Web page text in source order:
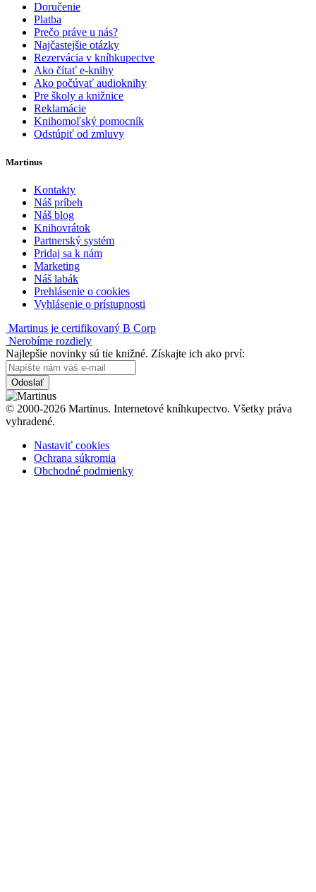
Doručenie
Platba
Prečo práve u nás?
Najčastejšie otázky
Rezervácia v kníhkupectve
Ako čítať e-knihy
Ako počúvať audioknihy
Pre školy a knižnice
Reklamácie
Knihomoľský pomocník
Odstúpiť od zmluvy
Martinus
Kontakty
Náš príbeh
Náš blog
Knihovrátok
Partnerský systém
Pridaj sa k nám
Marketing
Náš labák
Prehlásenie o cookies
Vyhlásenie o prístupnosti
Martinus je certifikovaný B Corp
Nerobíme rozdiely
Najlepšie novinky sú tie knižné. Získajte ich ako prví:
Odoslať
© 2000-2026 Martinus. Internetové kníhkupectvo. Všetky práva
vyhradené.
Nastaviť cookies
Ochrana súkromia
Obchodné podmienky